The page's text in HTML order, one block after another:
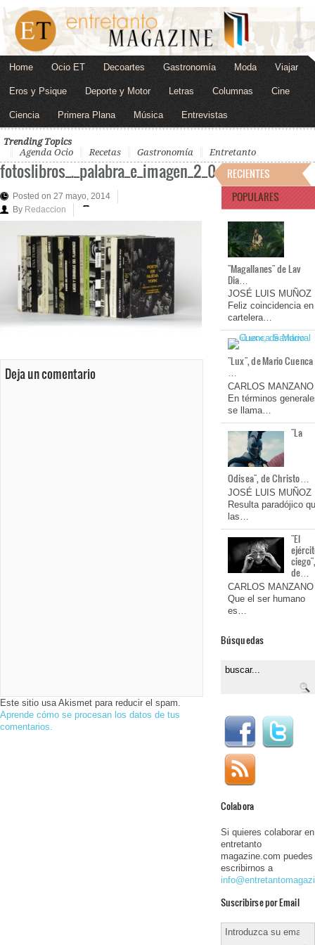
Home Ocio ET Decoartes Gastronomía Moda Viajar
Eros y Psique Deporte y Motor Letras Columnas Cine
Ciencia Primera Plana Música Entrevistas
Trending Topics
Agenda Ocio
Recetas Gastronomía Entretanto
fotoslibros_._palabra_e_imagen_2_0
Posted on 27 mayo, 2014
By Redaccion
Deja un comentario
Este sitio usa Akismet para reducir el spam.
Aprende cómo se procesan los datos de tus
comentarios.
RECIENTES
POPULARES
"Magallanes" de Lav
Dia…
JOSÉ LUIS MUÑOZ
Feliz coincidencia en
cartelera…
"Lux", de Mario Cuenca
…
CARLOS MANZANO
En términos
se llama…
"La
Odisea", de Christo…
JOSÉ LUIS MUÑOZ
Resulta paradójico
las…
"El
de…
CARLOS MANZANO
Que el ser humano
es…
Búsquedas
Colabora
Si quieres colaborar en
entretanto
magazine.com puedes
escribirnos a
Suscribirse por Email